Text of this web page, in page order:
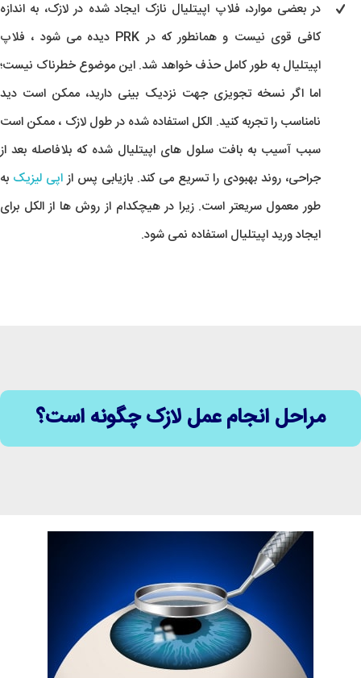
در بعضی موارد، فلاپ اپیتلیال نازک ایجاد شده در لازک، به اندازه
کافی قوی نیست و همانطور که در PRK دیده می شود ، فلاپ
اپیتلیال به طور کامل حذف خواهد شد. این موضوع خطرناک نیست؛
اما اگر نسخه تجویزی جهت نزدیک بینی دارید، ممکن است دید
نامناسب را تجربه کنید. الکل استفاده شده در طول لازک ، ممکن است
سبب آسیب به بافت سلول های اپیتلیال شده که بلافاصله بعد از
جراحی، روند بهبودی را تسریع می کند. بازیابی پس ازاپی لیزیک به
طور معمول سریعتر است. زیرا در هیچکدام از روش ها از الکل برای
ایجاد ورید اپیتلیال استفاده نمی شود.
مراحل انجام عمل لازک چگونه است؟